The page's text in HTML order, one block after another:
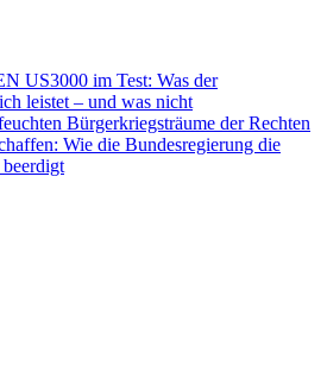
US3000 im Test: Was der
leistet – und was nicht
Bürgerkriegsträume der Rechten
Wie die Bundesregierung die